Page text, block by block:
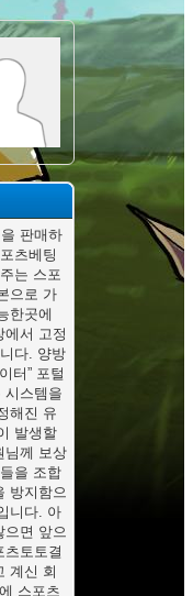
판매하
츠베팅
는 스포
으로 가
한곳에
서 고정
다. 양방
터” 포털
시스템을
해진 유
발생할
님께 보상
을 조합
방지함으
니다. 아
으면 앞으
토토결
계신 회
스포츠